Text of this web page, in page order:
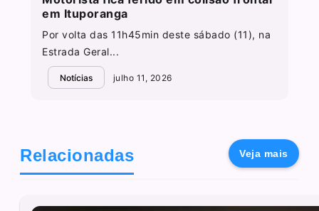
em Ituporanga
Por volta das 11h45min deste sábado (11), na
Estrada Geral...
Notícias julho 11, 2026
Relacionadas Veja mais